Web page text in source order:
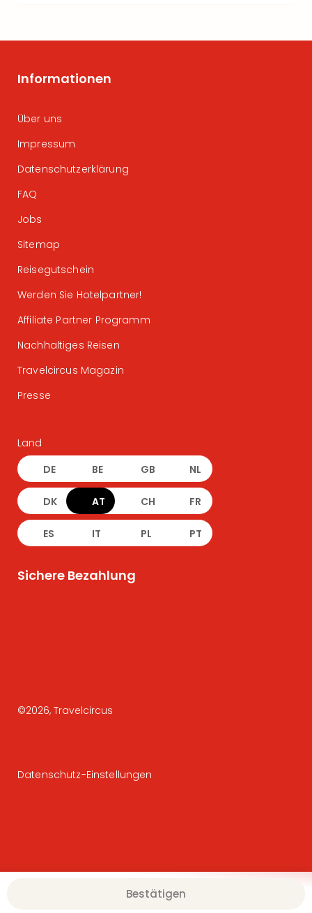
Bestätigen
Informationen
Über uns
Impressum
Datenschutzerklärung
FAQ
Jobs
Sitemap
Reisegutschein
Werden Sie Hotelpartner!
Affiliate Partner Programm
Nachhaltiges Reisen
Travelcircus Magazin
Presse
Land
DE BE GB NL
DK AT CH FR
ES IT PL PT
Sichere Bezahlung
©2026, Travelcircus
Datenschutz-Einstellungen